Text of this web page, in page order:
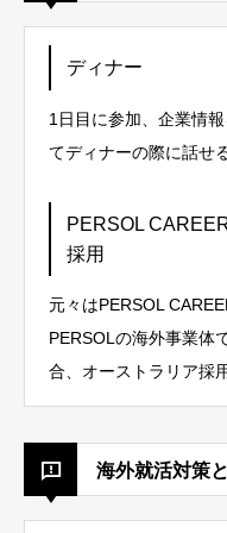
ディナー
1日目に参加、企業情
てディナーの際に話せ
PERSOL
採用
元々はPERSOL
PERSOLの海外事業体
合、オーストラリア採
海外就活対策